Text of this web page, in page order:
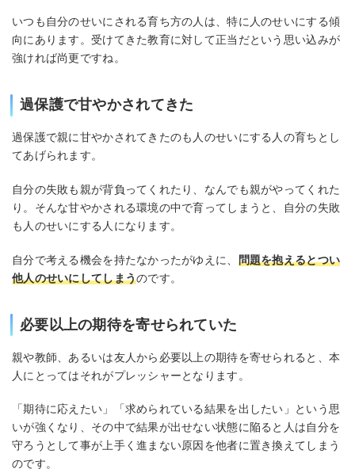
いつも自分のせいにされる育ち方の人は、特に人のせいにする傾
向にあります。受けてきた教育に対して正当だという思い込みが
強ければ尚更ですね。
過保護で甘やかされてきた
過保護で親に甘やかされてきたのも人のせいにする人の育ちとし
てあげられます。
自分の失敗も親が背負ってくれたり、なんでも親がやってくれた
り。そんな甘やかされる環境の中で育ってしまうと、自分の失敗
も人のせいにする人になります。
自分で考える機会を持たなかったがゆえに、 問題を抱えるとつい
他人のせいにしてしまうのです。
必要以上の期待を寄せられていた
親や教師、あるいは友人から必要以上の期待を寄せられると、本
人にとってはそれがプレッシャーとなります。
「期待に応えたい」「求められている結果を出したい」という思
いが強くなり、その中で結果が出せない状態に陥ると人は自分を
守ろうとして事が上手く進まない原因を他者に置き換えてしまう
のです。